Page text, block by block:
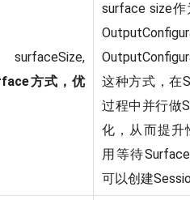
surfaceSize,
方式，优
surface size
这种方式，在
过程中并行做
化，从而提升
用等待
可以创建